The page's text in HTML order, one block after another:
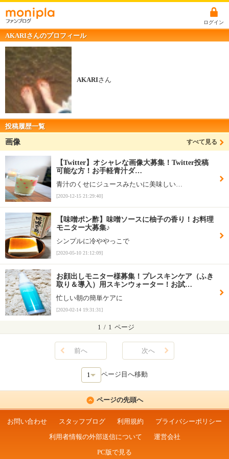
ログイン
AKARIさんのプロフィール
AKARIさん
投稿履歴一覧
画像 すべて見る
【Twitter】オシャレな画像大募集！Twitter投稿
可能な方！お手軽青汁ダ…
青汁のくせにジュースみたいに美味しい…
[2020-12-15 21:29:40]
【味噌ポン酢】味噌ソースに柚子の香り！お料理
モニター大募集♪
シンプルに冷ややっこで
[2020-05-10 21:12:09]
お顔出しモニター様募集！プレスキンケア（ふき
取り＆導入）用スキンウォーター！お試…
忙しい朝の簡単ケアに
[2020-02-14 19:31:31]
1 / 1 ページ
前へ 次へ
ページ目へ移動
ページの先頭へ
お問い合わせ スタッフブログ 利用規約
プライバシーポリシー
利用者情報の外部送信について
運営会社
PC版で見る